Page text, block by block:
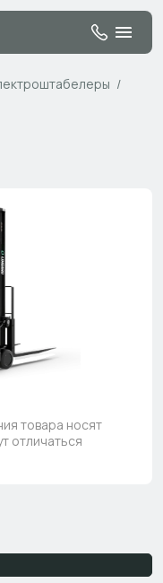
товара носят
отличаться